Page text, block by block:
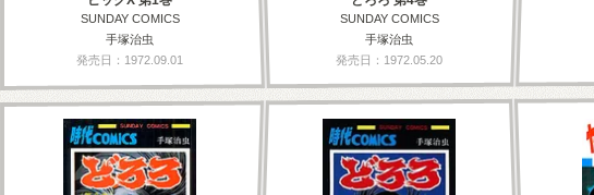
SUNDAY COMICS
手塚治虫
発売日：1972.09.01
SUNDAY COMICS
手塚治虫
発売日：1972.05.20